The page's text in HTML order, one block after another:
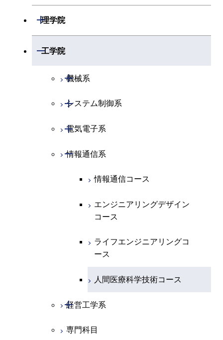
理学院
開閉
物理学系
物理学コース
物質・情報卓越コース
化学系
化学コース
エネルギーコース
エネルギー・情報コース
物質・情報卓越コース
地球惑星科学系
地球惑星科学コース
地球生命コース
専門科目
工学院
開閉
機械系
開閉
機械コース
エネルギーコース
エネルギー・情報コース
エンジニアリングデザイン
ライフエンジニアリングコ
原子核工学コース
人間医療科学技術コース
システム制御系
開閉
システム制御コース
エンジニアリングデザイン
電気電子系
開閉
電気電子コース
エネルギーコース
エネルギー・情報コース
ース
情報通信系
開閉
情報通信コース
エンジニアリングデザイン
コース
ライフエンジニアリングコ
ース
人間医療科学技術コース
経営工学系
開閉
経営工学コース
専門科目